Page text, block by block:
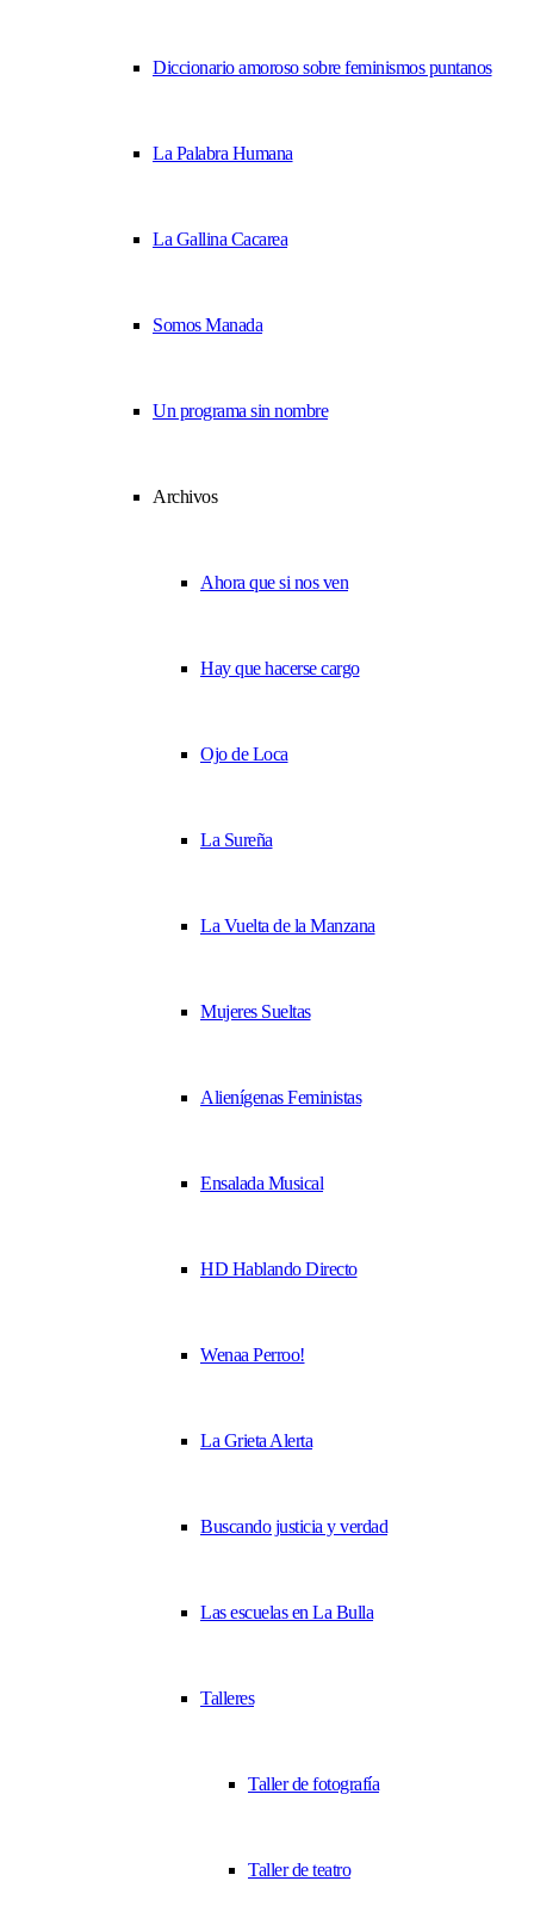
Diccionario amoroso sobre feminismos puntanos
La Palabra Humana
La Gallina Cacarea
Somos Manada
Un programa sin nombre
Archivos
Ahora que si nos ven
Hay que hacerse cargo
Ojo de Loca
La Sureña
La Vuelta de la Manzana
Mujeres Sueltas
Alienígenas Feministas
Ensalada Musical
HD Hablando Directo
Wenaa Perroo!
La Grieta Alerta
Buscando justicia y verdad
Las escuelas en La Bulla
Talleres
Taller de fotografía
Taller de teatro